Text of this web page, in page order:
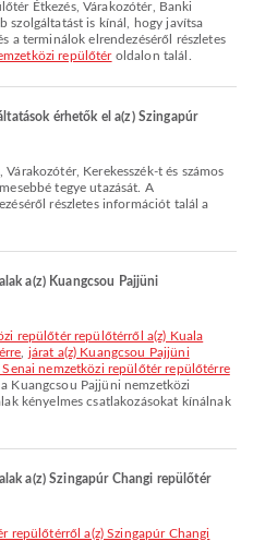
szolgáltatást is kínál, hogy javítsa
a terminálok elrendezéséről részletes
repülőtéroldalon talál.
érhetők el a(z) Szingapúr
tegye utazását. A
részletes információt talál a
a(z) Kuangcsou Pajjüni
járat a(z) Kuangcsou Pajjüni
nemzetközi repülőtér repülőtérre
Kuangcsou Pajjüni nemzetközi
kényelmes csatlakozásokat kínálnak
a(z) Szingapúr Changi repülőtér